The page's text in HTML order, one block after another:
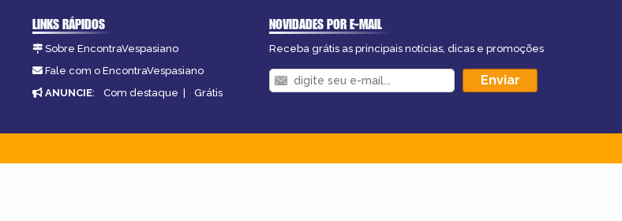
LINKS RÁPIDOS
Sobre EncontraVespasiano
Fale com o EncontraVespasiano
ANUNCIE: Com destaque | Grátis
NOVIDADES POR E-MAIL
Receba grátis as principais notícias, dicas e promoções